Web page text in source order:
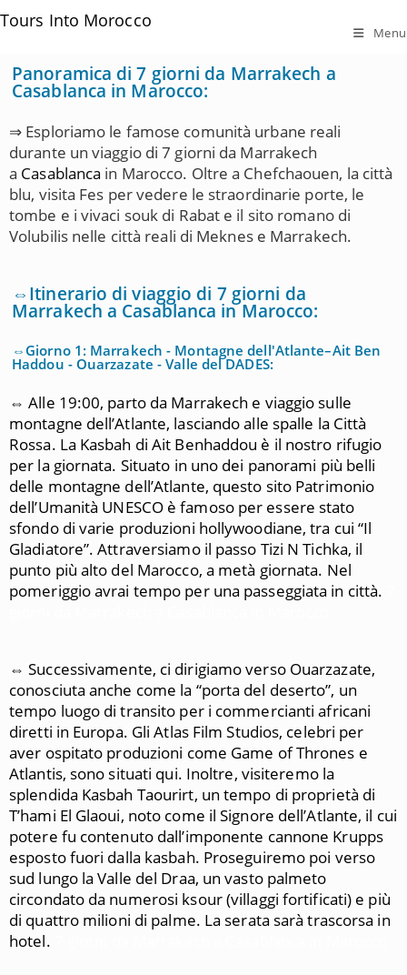
Tours Into Morocco
Menu
Panoramica di 7 giorni da Marrakech a
Casablanca in Marocco:
⇒ Esploriamo le famose comunità urbane reali
durante un viaggio di 7 giorni da Marrakech
a Casablanca in Marocco. Oltre a Chefchaouen, la città
blu, visita Fes per vedere le straordinarie porte, le
tombe e i vivaci souk di Rabat e il sito romano di
Volubilis nelle città reali di Meknes e Marrakech.
⇔Itinerario di viaggio di 7 giorni da
Marrakech a Casablanca in Marocco:
⇔Giorno 1: Marrakech - Montagne dell'Atlante–Ait Ben
Haddou - Ouarzazate - Valle del DADES:
⇔ Alle 19:00, parto da Marrakech e viaggio sulle
montagne dell’Atlante, lasciando alle spalle la Città
Rossa. La Kasbah di Ait Benhaddou è il nostro rifugio
per la giornata. Situato in uno dei panorami più belli
delle montagne dell’Atlante, questo sito Patrimonio
dell’Umanità UNESCO è famoso per essere stato
sfondo di varie produzioni hollywoodiane, tra cui “Il
Gladiatore”. Attraversiamo il passo Tizi N Tichka, il
punto più alto del Marocco, a metà giornata. Nel
pomeriggio avrai tempo per una passeggiata in città.
⇔ Successivamente, ci dirigiamo verso Ouarzazate,
conosciuta anche come la “porta del deserto”, un
tempo luogo di transito per i commercianti africani
diretti in Europa. Gli Atlas Film Studios, celebri per
aver ospitato produzioni come Game of Thrones e
Atlantis, sono situati qui. Inoltre, visiteremo la
splendida Kasbah Taourirt, un tempo di proprietà di
T’hami El Glaoui, noto come il Signore dell’Atlante, il cui
potere fu contenuto dall’imponente cannone Krupps
esposto fuori dalla kasbah. Proseguiremo poi verso
sud lungo la Valle del Draa, un vasto palmeto
circondato da numerosi ksour (villaggi fortificati) e più
di quattro milioni di palme. La serata sarà trascorsa in
hotel.